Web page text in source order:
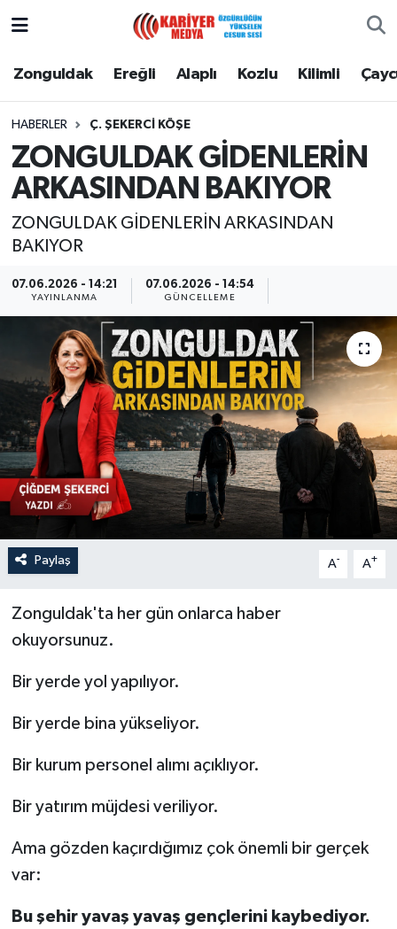
Zonguldak Ereğli Alaplı Kozlu Kilimli
HABERLER Ç. ŞEKERCI KÖŞE
ZONGULDAK GİDENLERİN
ARKASINDAN BAKIYOR
ZONGULDAK GİDENLERİN ARKASINDAN
BAKIYOR
07.06.2026 - 14:21
YAYINLANMA
07.06.2026 - 14:54
GÜNCELLEME
Paylaş A- A+
Zonguldak'ta her gün onlarca haber
okuyorsunuz.
Bir yerde yol yapılıyor.
Bir yerde bina yükseliyor.
Bir kurum personel alımı açıklıyor.
Bir yatırım müjdesi veriliyor.
Ama gözden kaçırdığımız çok önemli bir gerçek
var:
Bu şehir yavaş yavaş gençlerini kaybediyor.
Zonguldak
Alaplı
Kozlu
Kilimli
Çaycuma
Gökçebey
Devrek
Özel
Mesaj
Dergim
Ulusal
Zonguldak Nöbetçi Eczaneler
Zonguldak Namaz Vakitleri
Zonguldak Trafik Yoğunluk Haritası
Puan Durumu ve Fikstür
Tüm Manşetler
Son Dakika Haberleri
Haber Arşivi